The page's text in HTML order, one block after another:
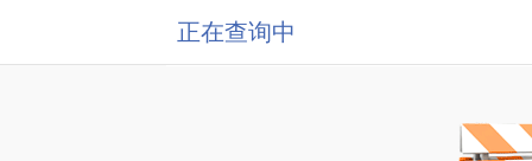
正在查询中